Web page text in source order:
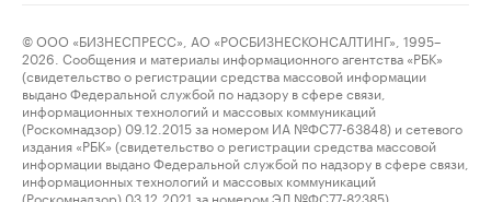
© ООО «БИЗНЕСПРЕСС», АО «РОСБИЗНЕСКОНСАЛТИНГ», 1995–
2026. Сообщения и материалы информационного агентства «РБК»
(свидетельство о регистрации средства массовой информации
выдано Федеральной службой по надзору в сфере связи,
информационных технологий и массовых коммуникаций
(Роскомнадзор) 09.12.2015 за номером ИА №ФС77-63848) и сетевого
издания «РБК» (свидетельство о регистрации средства массовой
информации выдано Федеральной службой по надзору в сфере связи,
информационных технологий и массовых коммуникаций
(Роскомнадзор) 03.12.2021 за номером ЭЛ №ФС77-82385)